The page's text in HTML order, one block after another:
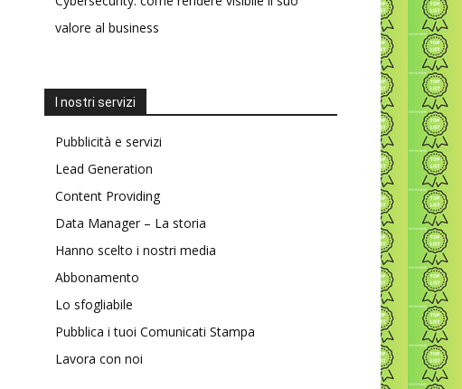
valore al business
I nostri servizi
Pubblicità e servizi
Lead Generation
Content Providing
Data Manager – La storia
Hanno scelto i nostri media
Abbonamento
Lo sfogliabile
Pubblica i tuoi Comunicati Stampa
Lavora con noi